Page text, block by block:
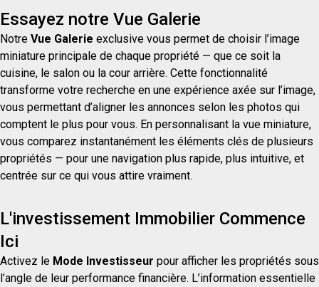
Essayez notre Vue Galerie
Notre Vue Galerie exclusive vous permet de choisir l’image
miniature principale de chaque propriété — que ce soit la
cuisine, le salon ou la cour arrière. Cette fonctionnalité
transforme votre recherche en une expérience axée sur l’image,
vous permettant d’aligner les annonces selon les photos qui
comptent le plus pour vous. En personnalisant la vue miniature,
vous comparez instantanément les éléments clés de plusieurs
propriétés — pour une navigation plus rapide, plus intuitive, et
centrée sur ce qui vous attire vraiment.
L'investissement Immobilier Commence
Ici
Activez le Mode Investisseur pour afficher les propriétés sous
l’angle de leur performance financière. L’information essentielle